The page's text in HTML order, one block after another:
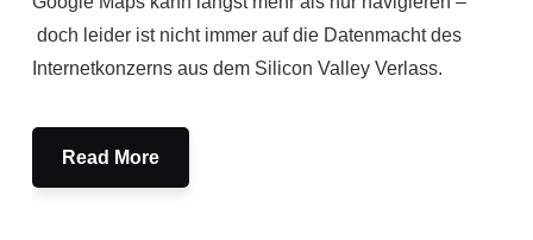
doch leider ist nicht immer auf die Datenmacht des
Internetkonzerns aus dem Silicon Valley Verlass.
Read More